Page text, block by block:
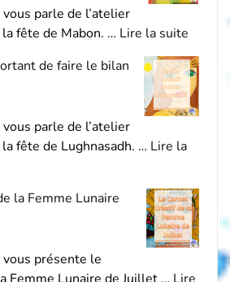
parle de l’atelier
fête de Mabon. … Lire la suite
de faire le bilan
parle de l’atelier
fête de Lughnasadh. … Lire la
la Femme Lunaire
présente le